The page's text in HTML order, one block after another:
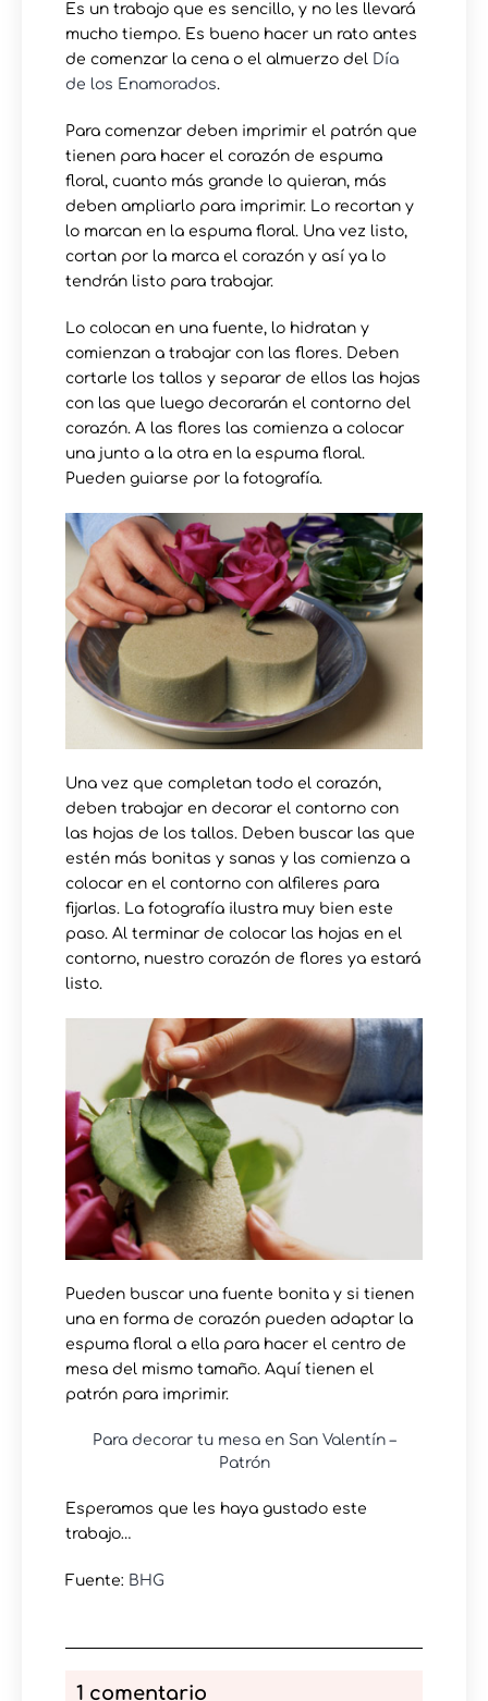
Es un trabajo que es sencillo, y no les llevará
mucho tiempo. Es bueno hacer un rato antes
de comenzar la cena o el almuerzo del
Día
de los Enamorados.
Para comenzar deben imprimir el patrón que
tienen para hacer el corazón de espuma
floral, cuanto más grande lo quieran, más
deben ampliarlo para imprimir. Lo recortan y
lo marcan en la espuma floral. Una vez listo,
cortan por la marca el corazón y así ya lo
tendrán listo para trabajar.
Lo colocan en una fuente, lo hidratan y
comienzan a trabajar con las flores. Deben
cortarle los tallos y separar de ellos las hojas
con las que luego decorarán el contorno del
corazón. A las flores las comienza a colocar
una junto a la otra en la espuma floral.
Pueden guiarse por la fotografía.
Una vez que completan todo el corazón,
deben trabajar en decorar el contorno con
las hojas de los tallos. Deben buscar las que
estén más bonitas y sanas y las comienza a
colocar en el contorno con alfileres para
fijarlas. La fotografía ilustra muy bien este
paso. Al terminar de colocar las hojas en el
contorno, nuestro corazón de flores ya estará
listo.
Pueden buscar una fuente bonita y si tienen
una en forma de corazón pueden adaptar la
espuma floral a ella para hacer el centro de
mesa del mismo tamaño. Aquí tienen el
patrón para imprimir.
Para decorar tu mesa en San Valentín –
Patrón
Esperamos que les haya gustado este
trabajo…
Fuente: BHG
1 comentario